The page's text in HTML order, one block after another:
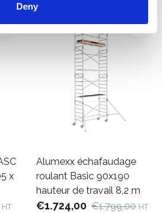
Deny
x
HT
Alumexx échafaudage
roulant Basic 90x190
hauteur de travail 8,2 m
€1.724,00 €1.799,00 HT